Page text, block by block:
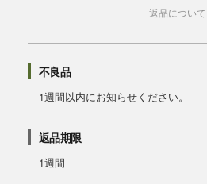
返品について
不良品
1週間以内にお知らせください。
返品期限
1週間